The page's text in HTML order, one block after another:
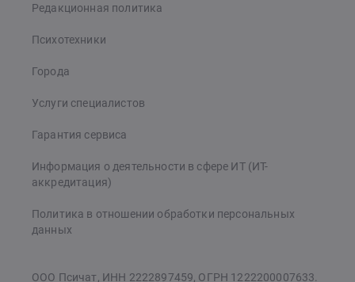
Редакционная политика
Психотехники
Города
Услуги специалистов
Гарантия сервиса
Информация о деятельности в сфере ИТ (ИТ-
аккредитация)
Политика в отношении обработки персональных
данных
ООО Псичат, ИНН 2222897459, ОГРН 1222200007633.